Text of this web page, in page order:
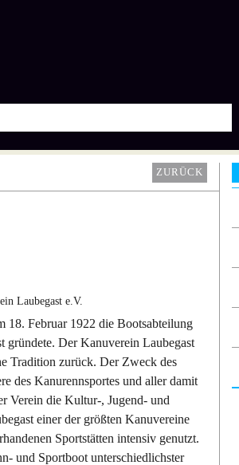
ZURÜCK
18. Februar 1922 die Bootsabteilung
gründete. Der Kanuverein Laubegast
Tradition zurück. Der Zweck des
des Kanurennsportes und aller damit
Verein die Kultur-, Jugend- und
einer der größten Kanuvereine
Sportstätten intensiv genutzt.
und Sportboot unterschiedlichster